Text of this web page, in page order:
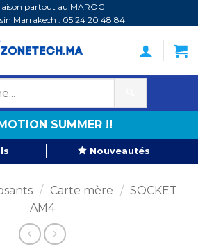
partout au MAROC
Marrakech : 05 24 20 48 84
SUMMER !!
Nouveautés
/ Carte mère / SOCKET
AM4